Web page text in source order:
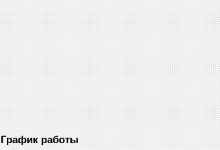
График работы